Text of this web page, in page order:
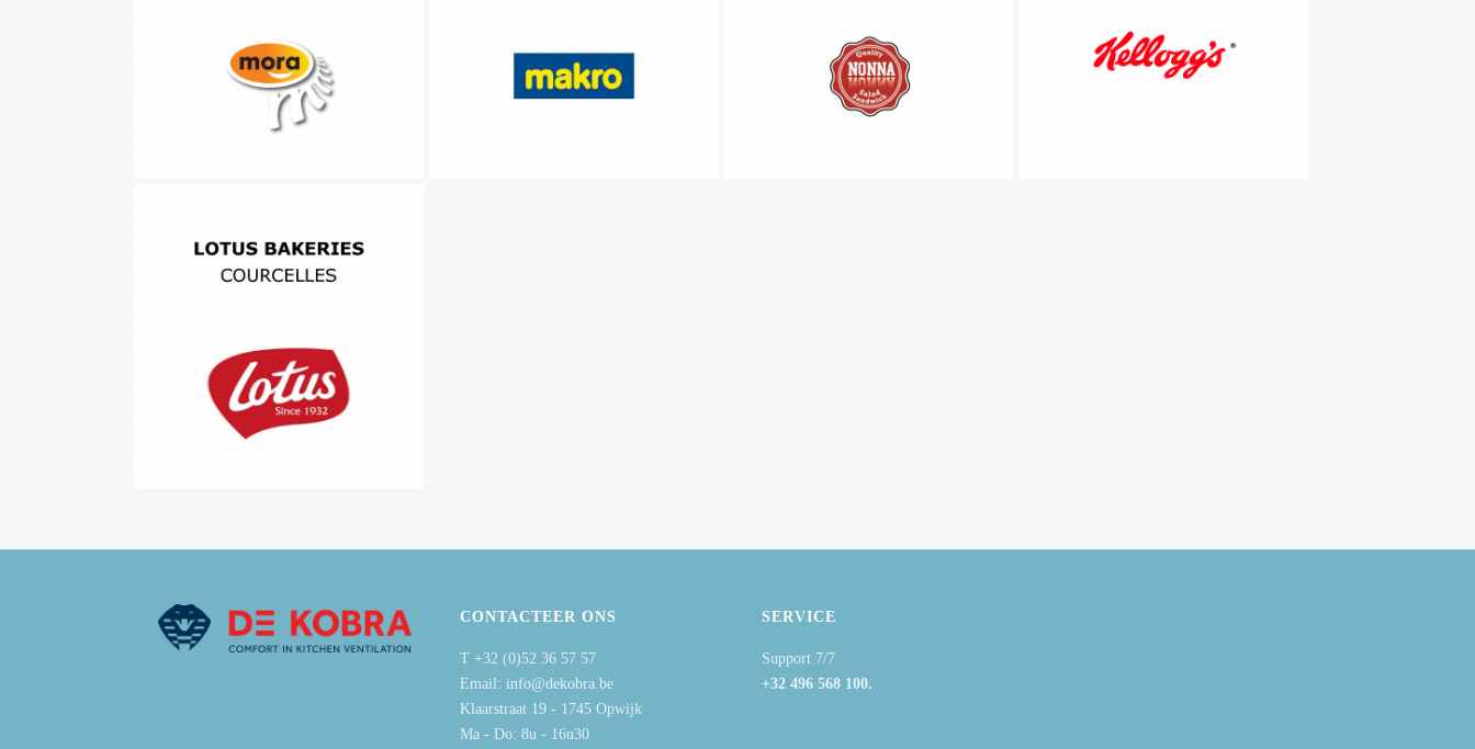
CONTACTEER ONS
T +32 (0)52 36 57 57
Email: info@dekobra.be
Klaarstraat 19 - 1745 Opwijk
Ma - Do: 8u - 16u30
SERVICE
Support 7/7
+32 496 568 100.